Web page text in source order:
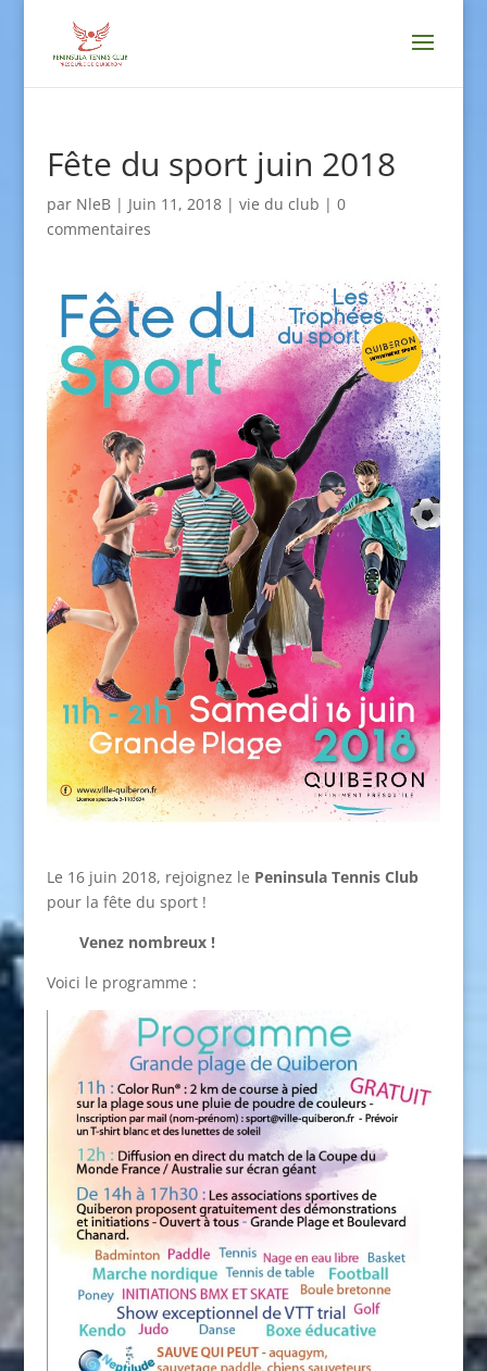
Fête du sport juin 2018
par NleB| Juin 11, 2018| vie du club | 0
commentaires
Le 16 juin 2018, rejoignez le Peninsula Tennis Club
pour la fête du sport !
Venez nombreux !
Voici le programme :